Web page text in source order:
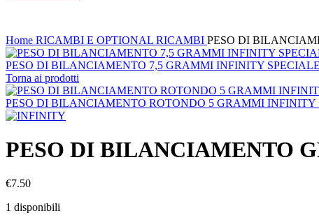
Home RICAMBI E OPTIONAL RICAMBI PESO DI
PESO DI BILANCIAMENTO 7,5 GRAMMI INFINITY SPECIALE
Torna ai prodotti
PESO DI BILANCIAMENTO ROTONDO 5 GRAMMI INFINITY
PESO DI BILANCIAMENTO
€7.50
1 disponibili